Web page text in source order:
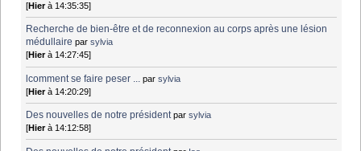
[Hierà 14:35:35]
Recherche de bien-être et de reconnexion au corps après une lésion
médullaire parsylvia
[Hierà 14:27:45]
lcomment se faire peser ... parsylvia
[Hierà 14:20:29]
Des nouvelles de notre président parsylvia
[Hierà 14:12:58]